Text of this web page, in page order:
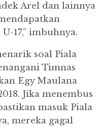
Arel dan lainnya
17,” imbuhnya.
soal Piala
Timnas
Egy Maulana
Jika menembus
masuk Piala
mereka gagal